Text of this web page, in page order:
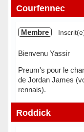
Hors ligne
Courfennec
Membre
Bienvenu Yassir
Preum's pour le
de Jordan James
rennais).
Hors ligne
Roddick